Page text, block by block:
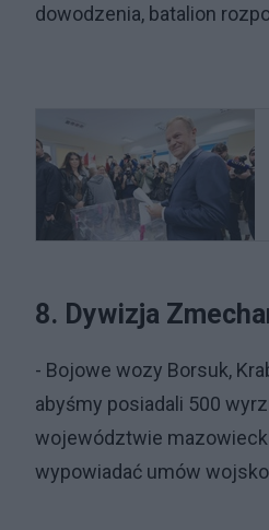
dowodzenia, batalion
8. Dywizja
- Bojowe wozy Borsuk,
abyśmy posiadali 500
województwie
wypowiadać umów